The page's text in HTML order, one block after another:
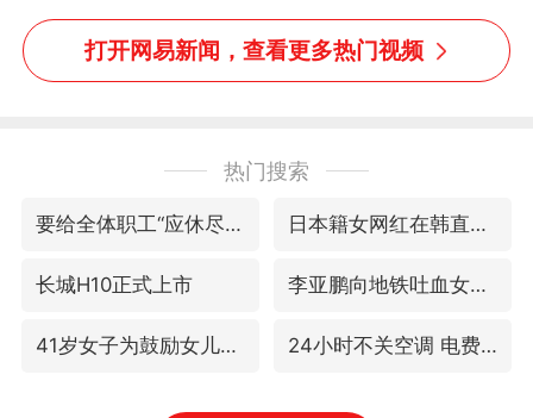
台显示器与机械臂损坏
燃香烟 当事人：已报警
处理
打开网易新闻，查看更多热门视频
热门搜索
要给全体职工“应休尽休”的底气 日本籍女网红在韩直播时自杀身亡
长城H10正式上市 李亚鹏向地铁吐血女孩捐99999元
41岁女子为鼓励女儿考上985研究生 24小时不关空调 电费反而更低？